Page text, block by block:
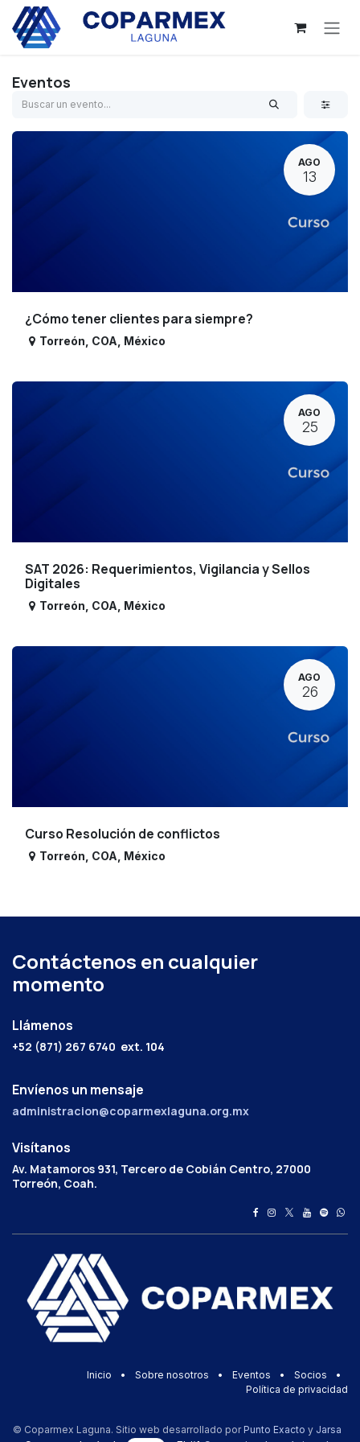
Ir al contenido
Eventos
AGO
13
¿Cómo tener clientes para siempre?
Torreón COA México
AGO
25
SAT 2026: Requerimientos, Vigilancia y Sellos
Digitales
Torreón COA México
AGO
26
Curso Resolución de conflictos
Torreón COA México
Contáctenos en cualquier
momento
Llámenos
+52 (871) 267 6740 ext. 104
Envíenos un mensaje
administracion@coparmexlaguna.org.mx
Visítanos
Av. Matamoros 931, Tercero de Cobián Centro, 27000
Torreón, Coah.
Inicio • Sobre nosotros • Eventos • Socios
•
Política de privacidad
© Coparmex Laguna. Sitio web desarrollado por Punto Exacto y Jarsa